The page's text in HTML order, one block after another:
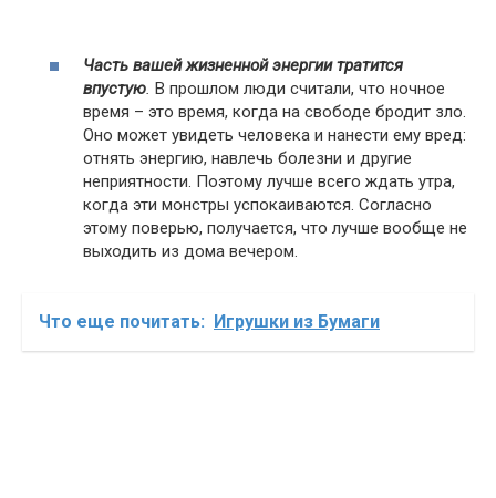
Часть вашей жизненной энергии тратится
впустую В прошлом люди считали, что ночное
время – это время, когда на свободе бродит зло.
Оно может увидеть человека и нанести ему вред:
отнять энергию, навлечь болезни и другие
неприятности. Поэтому лучше всего ждать утра,
когда эти монстры успокаиваются. Согласно
этому поверью, получается, что лучше вообще не
выходить из дома вечером.
Что еще почитать: Игрушки из Бумаги